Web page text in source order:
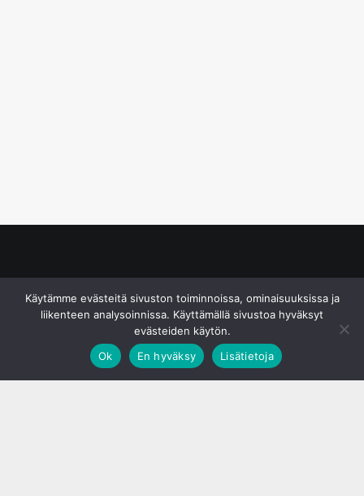
Käytämme evästeitä sivuston toiminnoissa, ominaisuuksissa ja
liikenteen analysoinnissa. Käyttämällä sivustoa hyväksyt
evästeiden käytön.
Ok
En hyväksy Lisätietoja